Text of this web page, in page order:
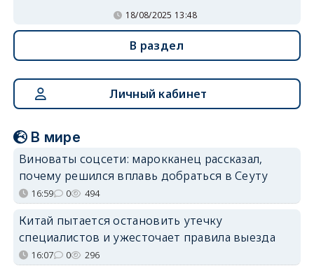
18/08/2025 13:48
В раздел
Личный кабинет
В мире
Виноваты соцсети: марокканец рассказал,
почему решился вплавь добраться в Сеуту
16:59 0 494
Китай пытается остановить утечку
специалистов и ужесточает правила выезда
16:07 0 296